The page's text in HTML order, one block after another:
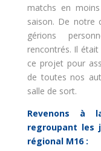
matchs en
saison. De notre
gérions
rencontrés. Il était
ce projet pour
de toutes nos
salle de sort.
Revenons à
regroupant les
régional M16 :